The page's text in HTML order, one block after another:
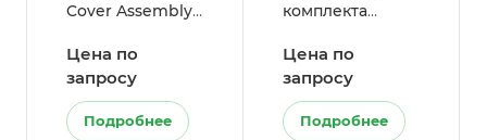
Cover Assembly,
Black)
Цена по
запросу
Подробнее
комплекта
Цена по
запросу
Подробнее